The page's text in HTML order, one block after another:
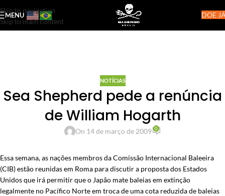
Skip to navigation
Skip to main content
MENU DOE
NOTÍCIAS
Sea Shepherd pede a renúncia
de William Hogarth
On 14 de março de 2009 0
Essa semana, as nações membros da Comissão Internacional Baleeira
(CIB) estão reunidas em Roma para discutir a proposta dos Estados
Unidos que irá permitir que o Japão mate baleias em extinção
legalmente no Pacífico Norte em troca de uma cota reduzida de baleias